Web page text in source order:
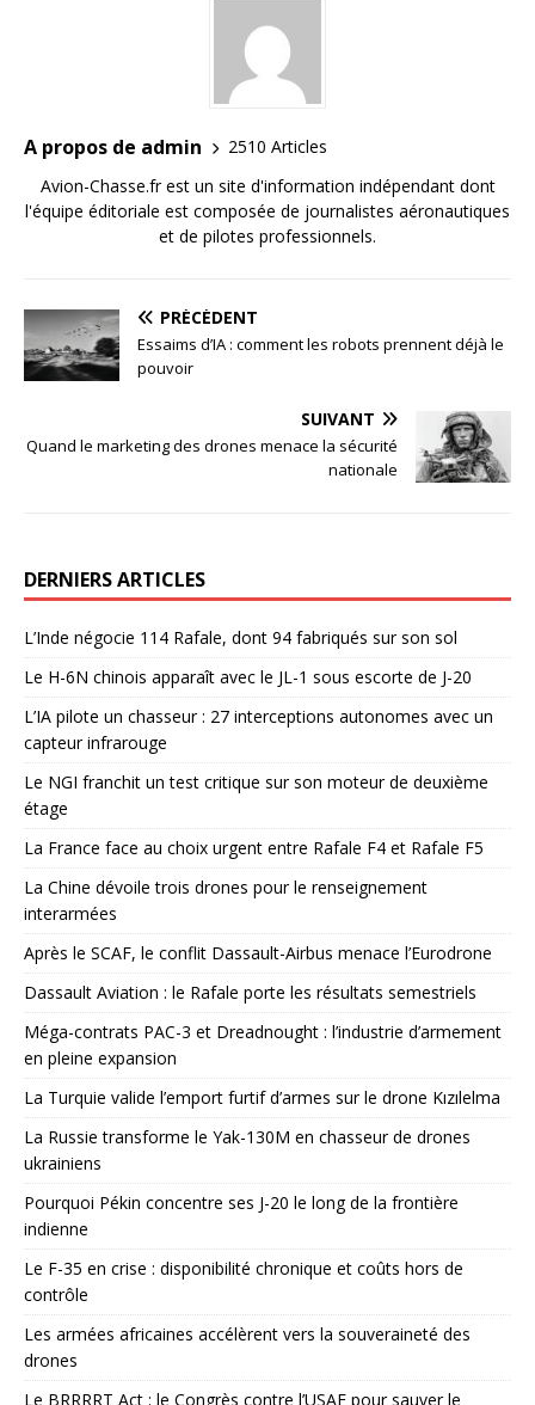
A propos de admin
2510 Articles
Avion-Chasse.fr est un site d'information indépendant dont
l'équipe éditoriale est composée de journalistes aéronautiques
et de pilotes professionnels.
PRÉCÉDENT
Essaims d’IA : comment les robots prennent déjà le
pouvoir
SUIVANT
Quand le marketing des drones menace la sécurité
nationale
DERNIERS ARTICLES
L’Inde négocie 114 Rafale, dont 94 fabriqués sur son sol
Le H-6N chinois apparaît avec le JL-1 sous escorte de J-20
L’IA pilote un chasseur : 27 interceptions autonomes avec un
capteur infrarouge
Le NGI franchit un test critique sur son moteur de deuxième
étage
La France face au choix urgent entre Rafale F4 et Rafale F5
La Chine dévoile trois drones pour le renseignement
interarmées
Après le SCAF, le conflit Dassault-Airbus menace l’Eurodrone
Dassault Aviation : le Rafale porte les résultats semestriels
Méga-contrats PAC-3 et Dreadnought : l’industrie d’armement
en pleine expansion
La Turquie valide l’emport furtif d’armes sur le drone Kızılelma
La Russie transforme le Yak-130M en chasseur de drones
ukrainiens
Pourquoi Pékin concentre ses J-20 le long de la frontière
indienne
Le F-35 en crise : disponibilité chronique et coûts hors de
contrôle
Les armées africaines accélèrent vers la souveraineté des
drones
Le BRRRRT Act : le Congrès contre l’USAF pour sauver le